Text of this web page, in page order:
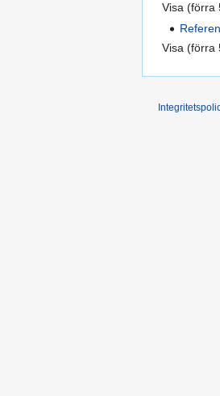
Visa (förra
Visa (förra